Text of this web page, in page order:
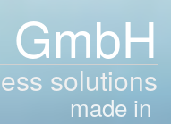
solutions
made in